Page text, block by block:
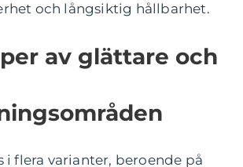
och långsiktig hållbarhet.
av glättare och
i flera varianter, beroende på